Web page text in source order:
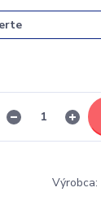
Výrobca: